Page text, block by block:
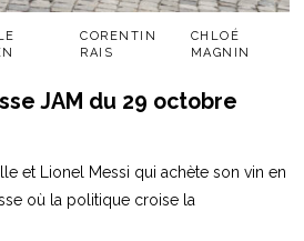
CORENTIN
RAIS
CHLOÉ
MAGNIN
JAM du 29 octobre
et Lionel Messi qui achète son vin en
où la politique croise la